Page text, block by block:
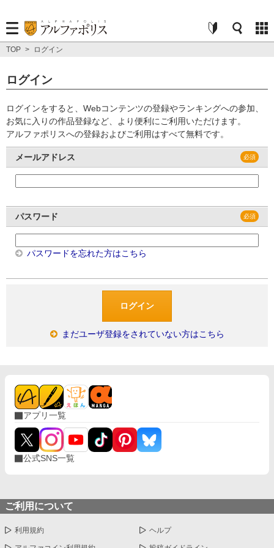
TOP > ログイン
ログイン
ログインをすると、Webコンテンツの登録やランキングへの参加、
お気に入りの作品登録など、より便利にご利用いただけます。
アルファポリスへの登録およびご利用はすべて無料です。
メールアドレス
パスワード
パスワードを忘れた方はこちら
まだユーザ登録をされていない方はこちら
アプリ一覧
公式SNS一覧
ご利用について
利用規約 ヘルプ